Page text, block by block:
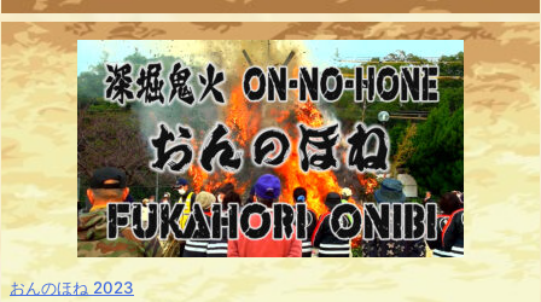
おんのほね 2023